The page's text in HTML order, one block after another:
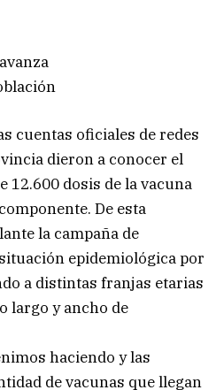
cuentas oficiales de redes
dieron a conocer el
12.600 dosis de la vacuna
De esta
la campaña de
epidemiológica por
a distintas franjas etarias
largo y ancho de
haciendo y las
de vacunas que llegan